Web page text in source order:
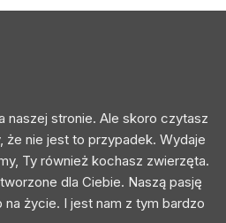
naszej stronie. Ale skoro czytasz
nie jest to przypadek. Wydaje
Ty również kochasz zwierzęta.
dla Ciebie. Naszą pasję
życie. I jest nam z tym bardzo